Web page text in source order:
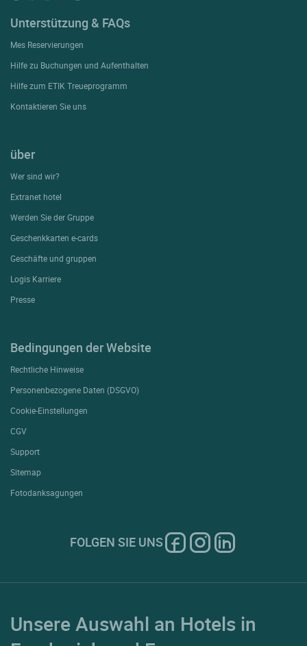
Unterstützung & FAQs
Mes Reservierungen
Hilfe zu Buchungen und Aufenthalten
Hilfe zum ETIK Treueprogramm
Kontaktieren Sie uns
über
Wer sind wir?
Extranet hotel
Werden Sie der Gruppe
Geschenkkarten e-cards
Geschäfte und gruppen
Logis Karriere
Presse
Bedingungen der Website
Rechtliche Hinweise
Personenbezogene Daten (DSGVO)
Cookie-Einstellungen
CGV
Support
Sitemap
Fotodanksagungen
FOLGEN SIE UNS
Unsere Auswahl an Hotels in